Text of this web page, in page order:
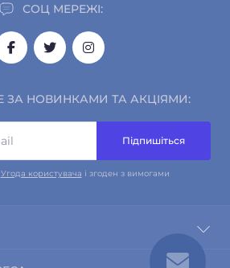
СОЦ МЕРЕЖІ:
ЗА НОВИНКАМИ ТА АКЦІЯМИ:
Підпишіться
Угода користувача і згоден з вимогами